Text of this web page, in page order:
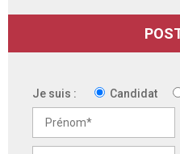
Je suis : Candidat